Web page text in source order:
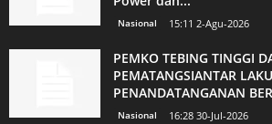
Nasional 15:11 2-Agu-2026
PEMKO TEBING TINGGI
PEMATANGSIANTAR
PENANDATANGANAN
Nasional 16:28 30-Jul-2026